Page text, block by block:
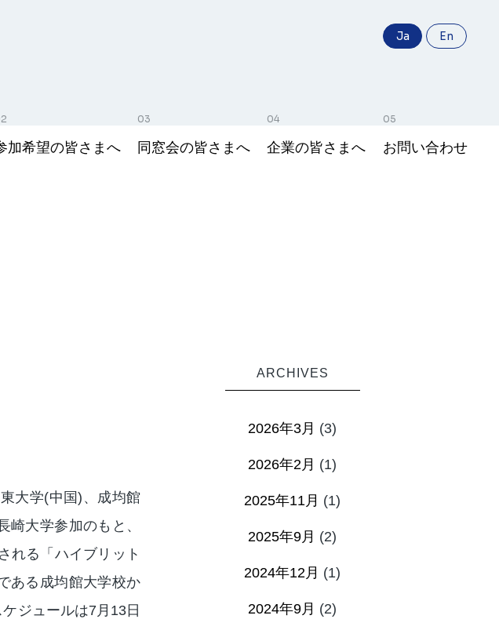
加希望の皆さまへ 同窓会の皆さまへ 企業の皆さまへ お問い合わせ
Ja En
大学(中国)、成均館
大学参加のもと、
れる「ハイブリット
ある成均館大学校か
ジュールは7月13日
ARCHIVES
2026年3月 (3)
2026年2月 (1)
2025年11月 (1)
2025年9月 (2)
2024年12月 (1)
2024年9月 (2)